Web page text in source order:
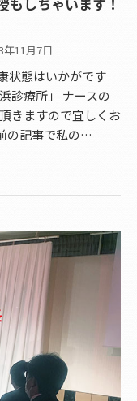
年11月7日
状態はいかがです
診療所」 ナースの
きますので宜しくお
の記事で私の…